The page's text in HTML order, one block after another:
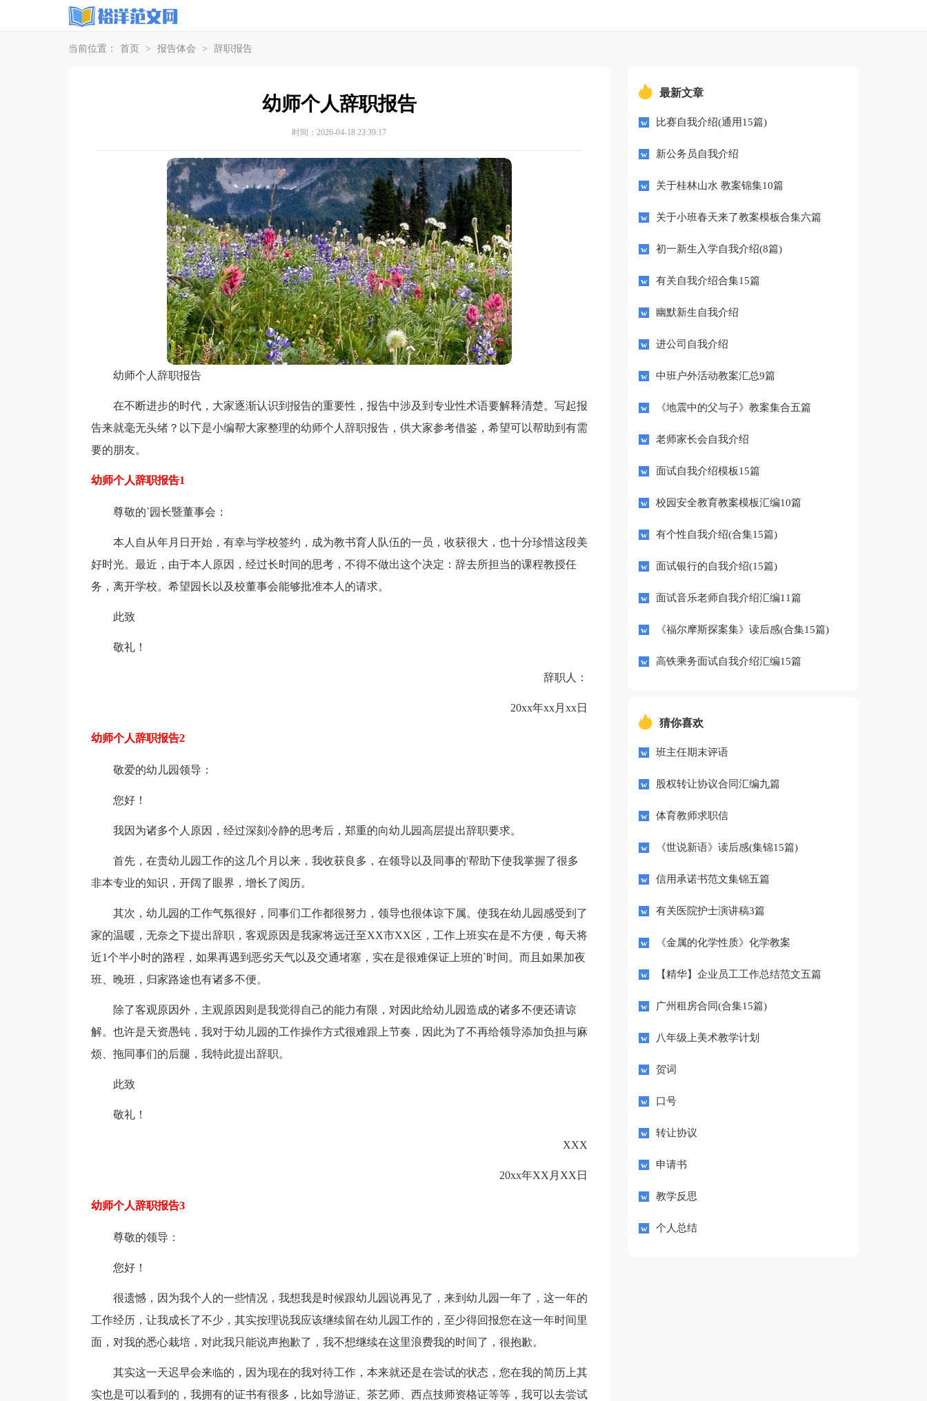
当前位置： 首页 > 报告体会 > 辞职报告
幼师个人辞职报告
时间：2026-04-18 23:39:17
幼师个人辞职报告
在不断进步的时代，大家逐渐认识到报告的重要性，报告中涉及到专业性术语要解释清楚。写起报
告来就毫无头绪？以下是小编帮大家整理的幼师个人辞职报告，供大家参考借鉴，希望可以帮助到有需
要的朋友。
幼师个人辞职报告1
尊敬的`园长暨董事会：
本人自从年月日开始，有幸与学校签约，成为教书育人队伍的一员，收获很大，也十分珍惜这段美
好时光。最近，由于本人原因，经过长时间的思考，不得不做出这个决定：辞去所担当的课程教授任
务，离开学校。希望园长以及校董事会能够批准本人的请求。
此致
敬礼！
辞职人：
20xx年xx月xx日
幼师个人辞职报告2
敬爱的幼儿园领导：
您好！
我因为诸多个人原因，经过深刻冷静的思考后，郑重的向幼儿园高层提出辞职要求。
首先，在贵幼儿园工作的这几个月以来，我收获良多，在领导以及同事的'帮助下使我掌握了很多
非本专业的知识，开阔了眼界，增长了阅历。
其次，幼儿园的工作气氛很好，同事们工作都很努力，领导也很体谅下属。使我在幼儿园感受到了
家的温暖，无奈之下提出辞职，客观原因是我家将远迁至XX市XX区，工作上班实在是不方便，每天将
近1个半小时的路程，如果再遇到恶劣天气以及交通堵塞，实在是很难保证上班的`时间。而且如果加夜
班、晚班，归家路途也有诸多不便。
除了客观原因外，主观原因则是我觉得自己的能力有限，对因此给幼儿园造成的诸多不便还请谅
解。也许是天资愚钝，我对于幼儿园的工作操作方式很难跟上节奏，因此为了不再给领导添加负担与麻
烦、拖同事们的后腿，我特此提出辞职。
此致
敬礼！
XXX
20xx年XX月XX日
幼师个人辞职报告3
尊敬的领导：
您好！
很遗憾，因为我个人的一些情况，我想我是时候跟幼儿园说再见了，来到幼儿园一年了，这一年的
工作经历，让我成长了不少，其实按理说我应该继续留在幼儿园工作的，至少得回报您在这一年时间里
面，对我的悉心栽培，对此我只能说声抱歉了，我不想继续在这里浪费我的时间了，很抱歉。
其实这一天迟早会来临的，因为现在的我对待工作，本来就还是在尝试的状态，您在我的简历上其
实也是可以看到的，我拥有的证书有很多，比如导游证、茶艺师、西点技师资格证等等，我可以去尝试
最新文章
比赛自我介绍(通用15篇)
新公务员自我介绍
关于桂林山水 教案锦集10篇
关于小班春天来了教案模板合集六篇
初一新生入学自我介绍(8篇)
有关自我介绍合集15篇
幽默新生自我介绍
进公司自我介绍
中班户外活动教案汇总9篇
《地震中的父与子》教案集合五篇
老师家长会自我介绍
面试自我介绍模板15篇
校园安全教育教案模板汇编10篇
有个性自我介绍(合集15篇)
面试银行的自我介绍(15篇)
面试音乐老师自我介绍汇编11篇
《福尔摩斯探案集》读后感(合集15篇)
高铁乘务面试自我介绍汇编15篇
猜你喜欢
班主任期末评语
股权转让协议合同汇编九篇
体育教师求职信
《世说新语》读后感(集锦15篇)
信用承诺书范文集锦五篇
有关医院护士演讲稿3篇
《金属的化学性质》化学教案
【精华】企业员工工作总结范文五篇
广州租房合同(合集15篇)
八年级上美术教学计划
贺词
口号
转让协议
申请书
教学反思
个人总结